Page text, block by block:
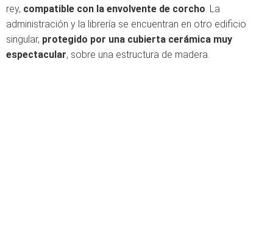
rey, compatible con la envolvente de corcho. La
administración y la librería se encuentran en otro edificio
singular, protegido por una cubierta cerámica muy
espectacular, sobre una estructura de madera.